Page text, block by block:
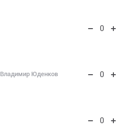
0
Владимир Юденков 0
0